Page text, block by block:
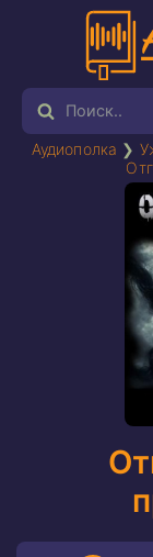
Аудиополка ❯